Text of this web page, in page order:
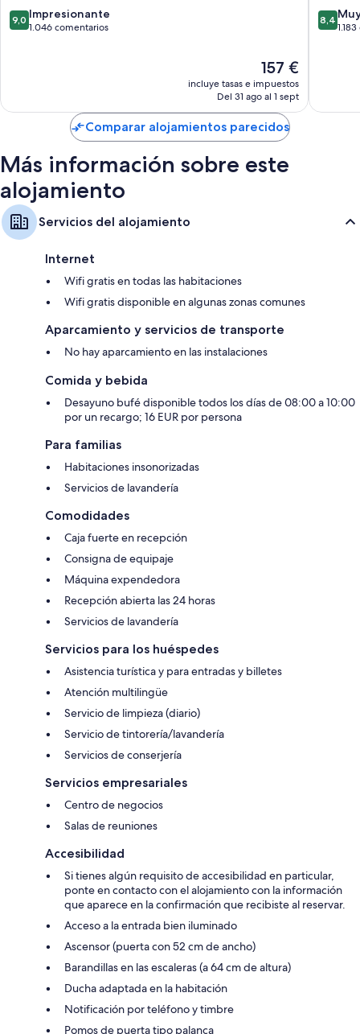
Baños con bañeras o duchas y secadores de pelo
9.0
sobre
9,0 Impresionante
1.046 comentarios
El
precio
actual
de
157 €
157 €
incluye tasas e impuestos
Del 31 ago al 1 sept
8.4
sobre
8,4
Comparar alojamientos parecidos
Más información sobre este
alojamiento
Servicios del alojamiento
Internet
Wifi gratis en todas las habitaciones
Wifi gratis disponible en algunas zonas comunes
Aparcamiento y servicios de transporte
No hay aparcamiento en las instalaciones
Comida y bebida
Desayuno bufé disponible todos los días de 08:00 a 10:00
por un recargo; 16 EUR por persona
Para familias
Habitaciones insonorizadas
Servicios de lavandería
Comodidades
Caja fuerte en recepción
Consigna de equipaje
Máquina expendedora
Recepción abierta las 24 horas
Servicios de lavandería
Servicios para los huéspedes
Asistencia turística y para entradas y billetes
Atención multilingüe
Servicio de limpieza (diario)
Servicio de tintorería/lavandería
Servicios de conserjería
Servicios empresariales
Centro de negocios
Salas de reuniones
Accesibilidad
Si tienes algún requisito de accesibilidad en particular,
ponte en contacto con el alojamiento con la información
que aparece en la confirmación que recibiste al reservar.
Acceso a la entrada bien iluminado
Ascensor (puerta con 52 cm de ancho)
Barandillas en las escaleras (a 64 cm de altura)
Ducha adaptada en la habitación
Notificación por teléfono y timbre
Pomos de puerta tipo palanca